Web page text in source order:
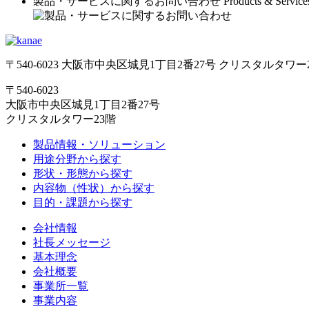
〒540-6023 大阪市中央区城見1丁目2番27号 クリスタルタワー
〒540-6023
大阪市中央区城見1丁目2番27号
クリスタルタワー23階
製品情報・ソリューション
用途分野から探す
形状・形態から探す
内容物（性状）から探す
目的・課題から探す
会社情報
社長メッセージ
基本理念
会社概要
事業所一覧
事業内容